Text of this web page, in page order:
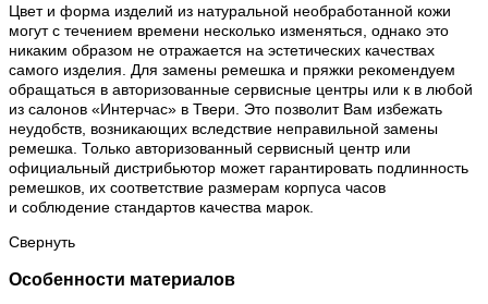
Цвет и форма изделий из натуральной необработанной кожи
могут с течением времени несколько изменяться, однако это
никаким образом не отражается на эстетических качествах
самого изделия. Для замены ремешка и пряжки рекомендуем
обращаться в авторизованные сервисные центры или к в любой
из салонов «Интерчас» в Твери. Это позволит Вам избежать
неудобств, возникающих вследствие неправильной замены
ремешка. Только авторизованный сервисный центр или
официальный дистрибьютор может гарантировать подлинность
ремешков, их соответствие размерам корпуса часов
и соблюдение стандартов качества марок.
Свернуть
Особенности материалов